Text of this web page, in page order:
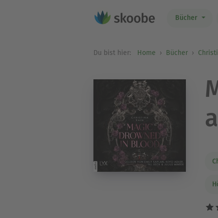
Bücher
Du bist hier: Home Bücher